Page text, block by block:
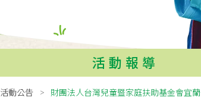
活動報導
活動公告 財團法人台灣兒童暨家庭扶助基金會宜